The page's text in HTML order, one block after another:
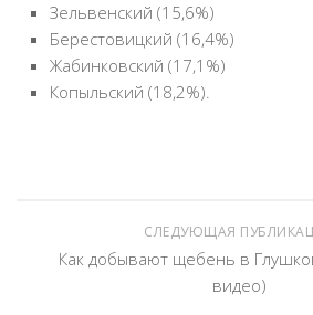
Зельвенский (15,6%)
Берестовицкий (16,4%)
Жабинковский (17,1%)
Копыльский (18,2%).
СЛЕДУЮЩАЯ
Как добывают щебень в
видео)